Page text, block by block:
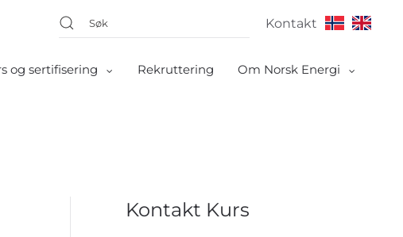
Kontakt
og sertifisering Rekruttering Om Norsk Energi
Kontakt Kurs